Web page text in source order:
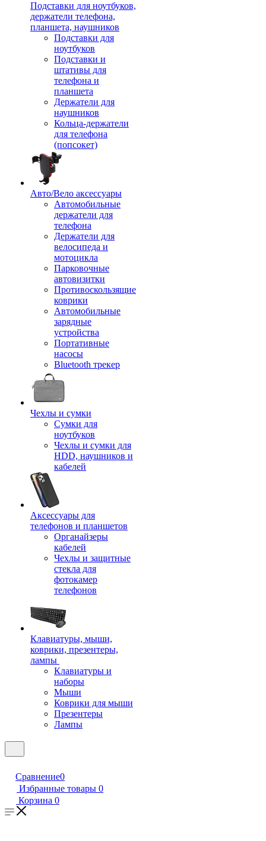
Подставки для ноутбуков,
держатели телефона,
планшета, наушников
Подставки для
ноутбуков
Подставки и
штативы для
телефона и
планшета
Держатели для
наушников
Кольца-держатели
для телефона
(попсокет)
Авто/Вело аксессуары
Автомобильные
держатели для
телефона
Держатели для
велосипеда и
мотоцикла
Парковочные
автовизитки
Противоскользящие
коврики
Автомобильные
зарядные
устройства
Портативные
насосы
Bluetooth трекер
Чехлы и сумки
Сумки для
ноутбуков
Чехлы и сумки для
HDD, наушников и
кабелей
Аксессуары для
телефонов и планшетов
Органайзеры
кабелей
Чехлы и защитные
стекла для
фотокамер
телефонов
Клавиатуры, мыши,
коврики, презентеры,
лампы
Клавиатуры и
наборы
Мыши
Коврики для мыши
Презентеры
Лампы
Сравнение0
Избранные товары 0
Корзина 0